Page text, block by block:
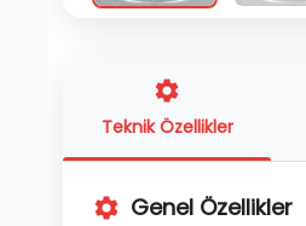
Teknik Özellikler
Genel Özellikler